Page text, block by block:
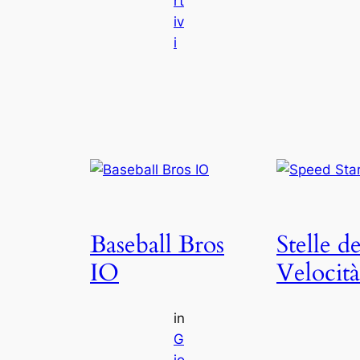
iv
i
Baseball Bros
IO
in
G
Stelle
Velocità